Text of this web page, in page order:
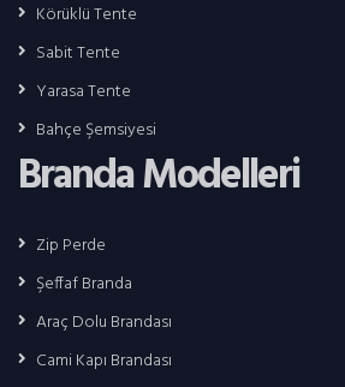
Körüklü Tente
Sabit Tente
Yarasa Tente
Bahçe Şemsiyesi
Branda Modelleri
Zip Perde
Şeffaf Branda
Araç Dolu Brandası
Cami Kapı Brandası